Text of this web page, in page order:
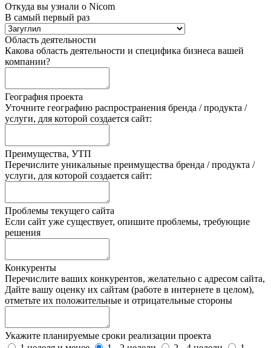
Откуда вы узнали о Nicom
В самый первый раз
Область деятельности
Какова область деятельности и специфика бизнеса вашей
компании?
География проекта
Уточните географию распространения бренда / продукта /
услуги, для которой создается сайт:
Преимущества, УТП
Перечислите уникальные преимущества бренда / продукта /
услуги, для которой создается сайт:
Проблемы текущего сайта
Если сайт уже существует, опишите проблемы, требующие
решения
Конкуренты
Перечислите ваших конкурентов, желательно с адресом сайта,
Дайте вашу оценку их сайтам (работе в интернете в целом),
отметьте их положительные и отрицательные стороны
Укажите планируемые сроки реализации проекта